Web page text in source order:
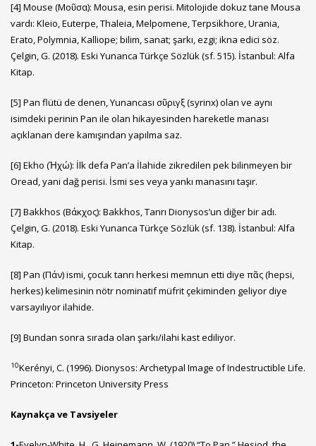
[4] Mouse (Μοῦσα): Mousa, esin perisi. Mitolojide dokuz tane Mousa
vardı: Kleio, Euterpe, Thaleia, Melpomene, Terpsikhore, Urania,
Erato, Polymnia, Kalliope; bilim, sanat; şarkı, ezgi; ikna edici söz.
Çelgin, G. (2018). Eski Yunanca Türkçe Sözlük (sf. 515). İstanbul: Alfa
Kitap.
[5] Pan flütü de denen, Yunancası σῦριγξ (syrinx) olan ve aynı
isimdeki perinin Pan ile olan hikayesinden hareketle manası
açıklanan dere kamışından yapılma saz.
[6] Ekho (Ἠχώ): İlk defa Pan’a İlahide zikredilen pek bilinmeyen bir
Oread, yani dağ perisi. İsmi ses veya yankı manasını taşır.
[7] Bakkhos (Βάκχος): Bakkhos, Tanrı Dionysos’un diğer bir adı.
Çelgin, G. (2018). Eski Yunanca Türkçe Sözlük (sf. 138). İstanbul: Alfa
Kitap.
[8] Pan (Πάν) ismi, çocuk tanrı herkesi memnun etti diye πᾶς (hepsi,
herkes) kelimesinin nötr nominatif müfrit çekiminden geliyor diye
varsayılıyor ilahide.
[9] Bundan sonra sırada olan şarkı/ilahi kast ediliyor.
10Kerényi, C. (1996). Dionysos: Archetypal Image of Indestructible Life.
Princeton: Princeton University Press
Kaynakça ve Tavsiyeler